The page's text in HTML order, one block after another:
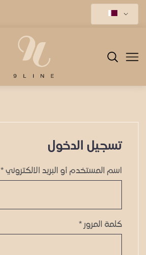
تسجيل الدخول
اسم المستخدم أو البريد الالكتروني*
كلمة المرور*